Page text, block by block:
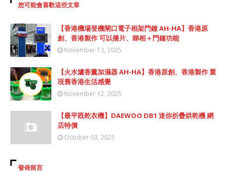
您可能會喜歡這些文章
【香港機場登機閘口電子相架門鐘 AH-HA】香港原
創、香港製作 可以播片、睇相＋門鐘功能
November 13, 2025
【火水爐香薰加濕器 AH-HA】香港原創、香港製作 重
現舊香港生活感覺
November 12, 2025
【最平既乾衣機】DAEWOO DB1 迷你折疊烘乾機 網
店特價
October 03, 2025
發佈留言